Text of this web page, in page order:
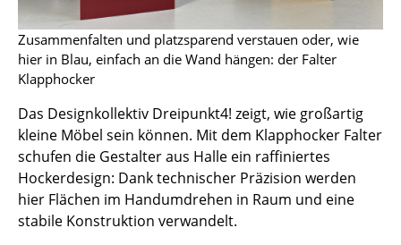
Einzelteile
... alle Tische
Regale & Schränke
Bücherregale
Wandregale
Zusammenfalten und platzsparend verstauen oder, wie
hier in Blau, einfach an die Wand hängen: der Falter
Klapphocker
Das Designkollektiv Dreipunkt4! zeigt, wie großartig
kleine Möbel sein können. Mit dem Klapphocker Falter
schufen die Gestalter aus Halle ein raffiniertes
Hockerdesign: Dank technischer Präzision werden
hier Flächen im Handumdrehen in Raum und eine
stabile Konstruktion verwandelt.